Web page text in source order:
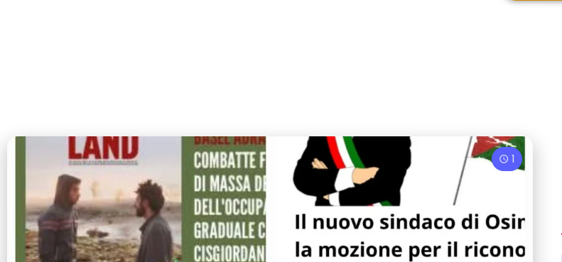
1